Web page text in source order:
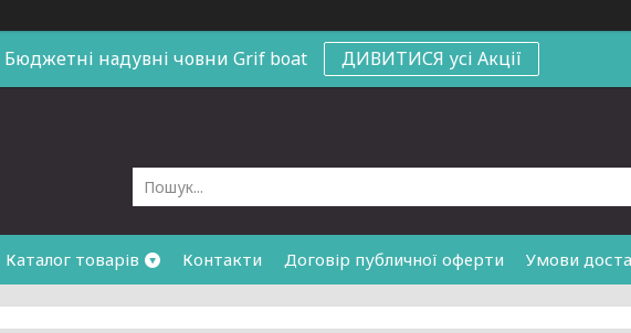
Бюджетні надувні човни Grif boat ДИВИТИСЯ усі Акції
Каталог товарів Контакти Договір публичної оферти Умови